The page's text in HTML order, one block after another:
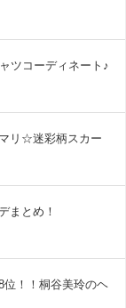
ツコーディネート♪
リ☆迷彩柄スカー
まとめ！
位！！桐谷美玲のヘ